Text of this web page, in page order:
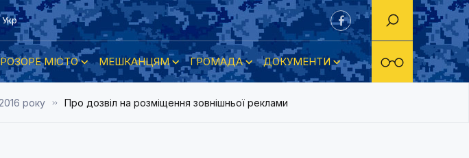
Укр
МІСТО МЕШКАНЦЯМ ГРОМАДА ДОКУМЕНТИ
року Про дозвіл на розміщення зовнішньої реклами